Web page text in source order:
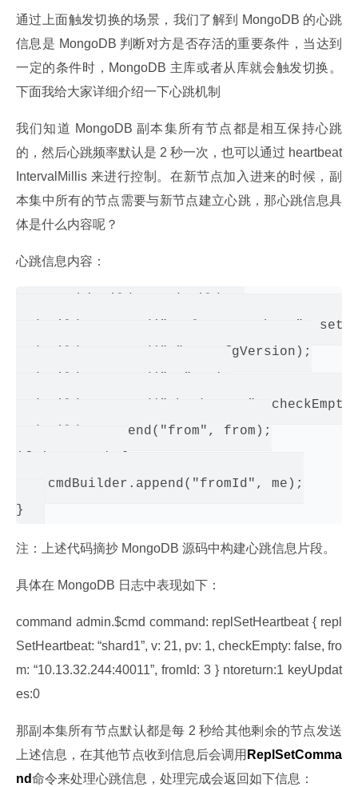
通过上面触发切换的场景，我们了解到 MongoDB 的心跳
信息是 MongoDB 判断对方是否存活的重要条件，当达到
一定的条件时，MongoDB 主库或者从库就会触发切换。
下面我给大家详细介绍一下心跳机制
我们知道 MongoDB 副本集所有节点都是相互保持心跳
的，然后心跳频率默认是 2 秒一次，也可以通过 heartbeat
IntervalMillis 来进行控制。在新节点加入进来的时候，副
本集中所有的节点需要与新节点建立心跳，那心跳信息具
体是什么内容呢？
心跳信息内容：
cmdBuilder.append("replSetHeartbeat",
cmdBuilder.append("v", myCfgVersion);
cmdBuilder.append("checkEmpty",
cmdBuilder.append("from", from);
    cmdBuilder.append("fromId", me);
注：上述代码摘抄 MongoDB 源码中构建心跳信息片段。
具体在 MongoDB 日志中表现如下：
command admin.$cmd command: replSetHeartbeat { repl
SetHeartbeat: “shard1”, v: 21, pv: 1, checkEmpty: false, fro
m: “10.13.32.244:40011”, fromId: 3 } ntoreturn:1 keyUpdat
es:0
那副本集所有节点默认都是每 2 秒给其他剩余的节点发送
上述信息，在其他节点收到信息后会调用 ReplSetComma
nd命令来处理心跳信息，处理完成会返回如下信息：